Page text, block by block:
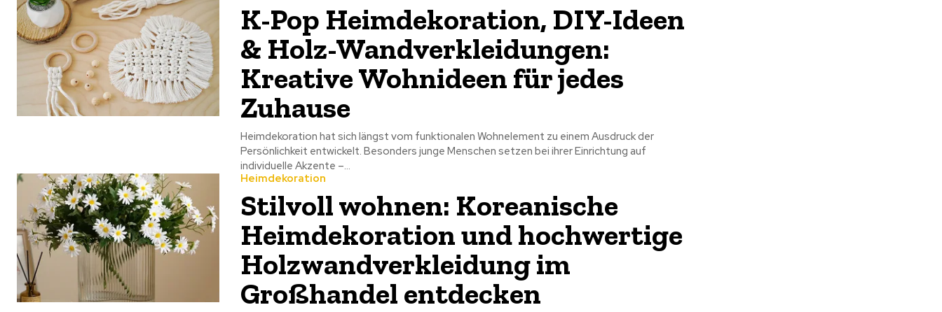
K-Pop Heimdekoration, DIY-Ideen
& Holz-Wandverkleidungen:
Kreative Wohnideen für jedes
Zuhause
Heimdekoration hat sich längst vom funktionalen Wohnelement zu einem Ausdruck der
Persönlichkeit entwickelt. Besonders junge Menschen setzen bei ihrer Einrichtung auf
individuelle Akzente –...
Heimdekoration
Stilvoll wohnen: Koreanische
Heimdekoration und hochwertige
Holzwandverkleidung im
Großhandel entdecken